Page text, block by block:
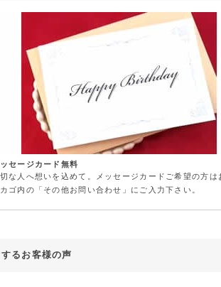
セージカード無料
な人へ想いを込めて。メッセージカードご希望の方は
ゴ内の「その他お問い合わせ」にご入力下さい。
るお客様の声